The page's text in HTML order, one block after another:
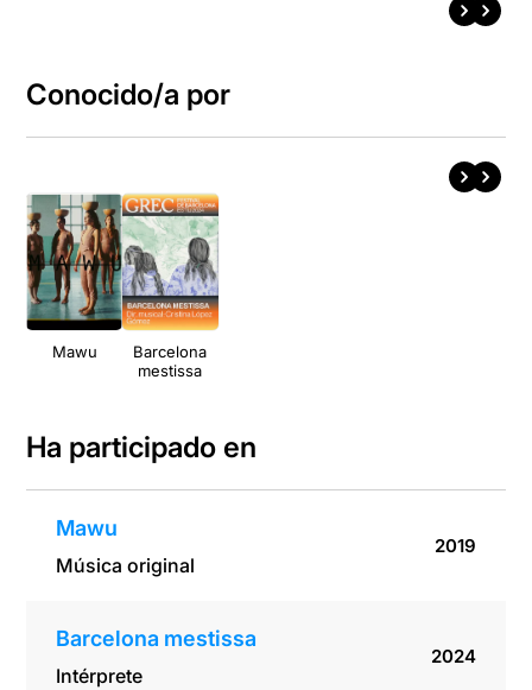
Conocido/a por
Mawu
Barcelona
mestissa
Ha participado en
Mawu
Música original
2019
Barcelona mestissa
Intérprete
2024